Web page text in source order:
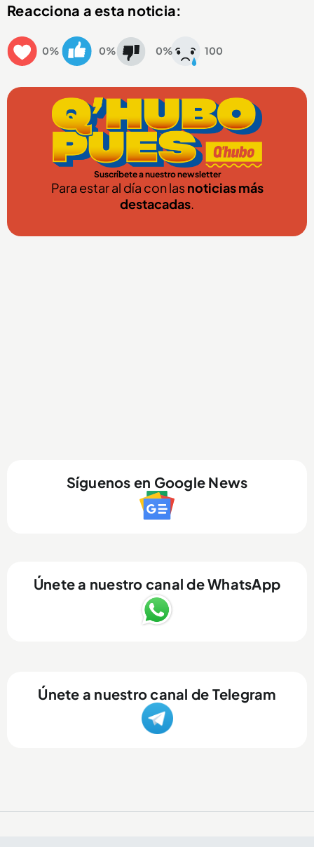
Reacciona a esta noticia:
0% 0% 0% 100
Suscríbete a nuestro newsletter
Para estar al día con lasnoticias más
destacadas.
Síguenos en Google News
Únete a nuestro canal de WhatsApp
Únete a nuestro canal de Telegram